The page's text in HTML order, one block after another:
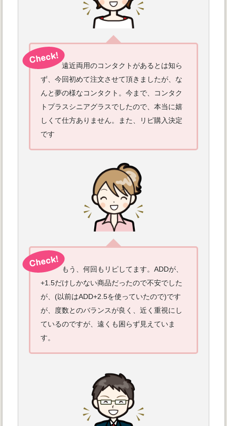
遠近両用のコンタクトがあるとは知ら
ず、今回初めて注文させて頂きましたが、な
んと夢の様なコンタクト。今まで、コンタク
トプラスシニアグラスでしたので、本当に嬉
しくて仕方ありません。また、リピ購入決定
です
もう、何回もリピしてます。ADDが、
+1.5だけしかない商品だったので不安でした
が、(以前はADD+2.5を使っていたので)です
が、度数とのバランスが良く、近く重視にし
ているのですが、遠くも困らず見えていま
す。